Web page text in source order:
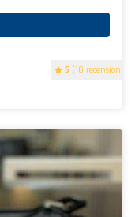
5 (10 recensioni)